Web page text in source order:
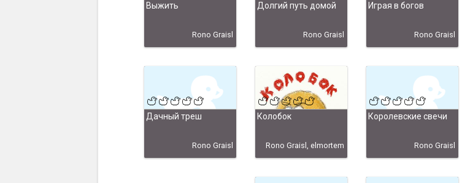
Выжить
Rono Graisl
Долгий путь домой
Rono Graisl
Играя в богов
Rono Graisl
Дачный треш
Rono Graisl
Колобок
Rono Graisl, elmortem
Королевские свечи
Rono Graisl